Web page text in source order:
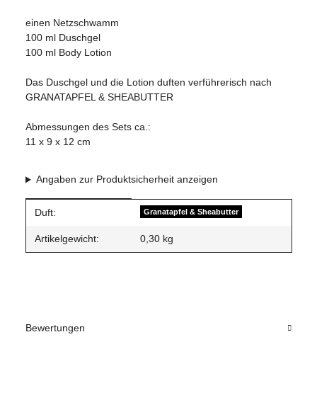
einen Netzschwamm
100 ml Duschgel
100 ml Body Lotion
Das Duschgel und die Lotion duften verführerisch nach
GRANATAPFEL & SHEABUTTER
Abmessungen des Sets ca.:
11 x 9 x 12 cm
Angaben zur Produktsicherheit anzeigen
Produkteigenschaft
Wert
Duft: Granatapfel & Sheabutter
Artikelgewicht: 0,30 kg
Bewertungen